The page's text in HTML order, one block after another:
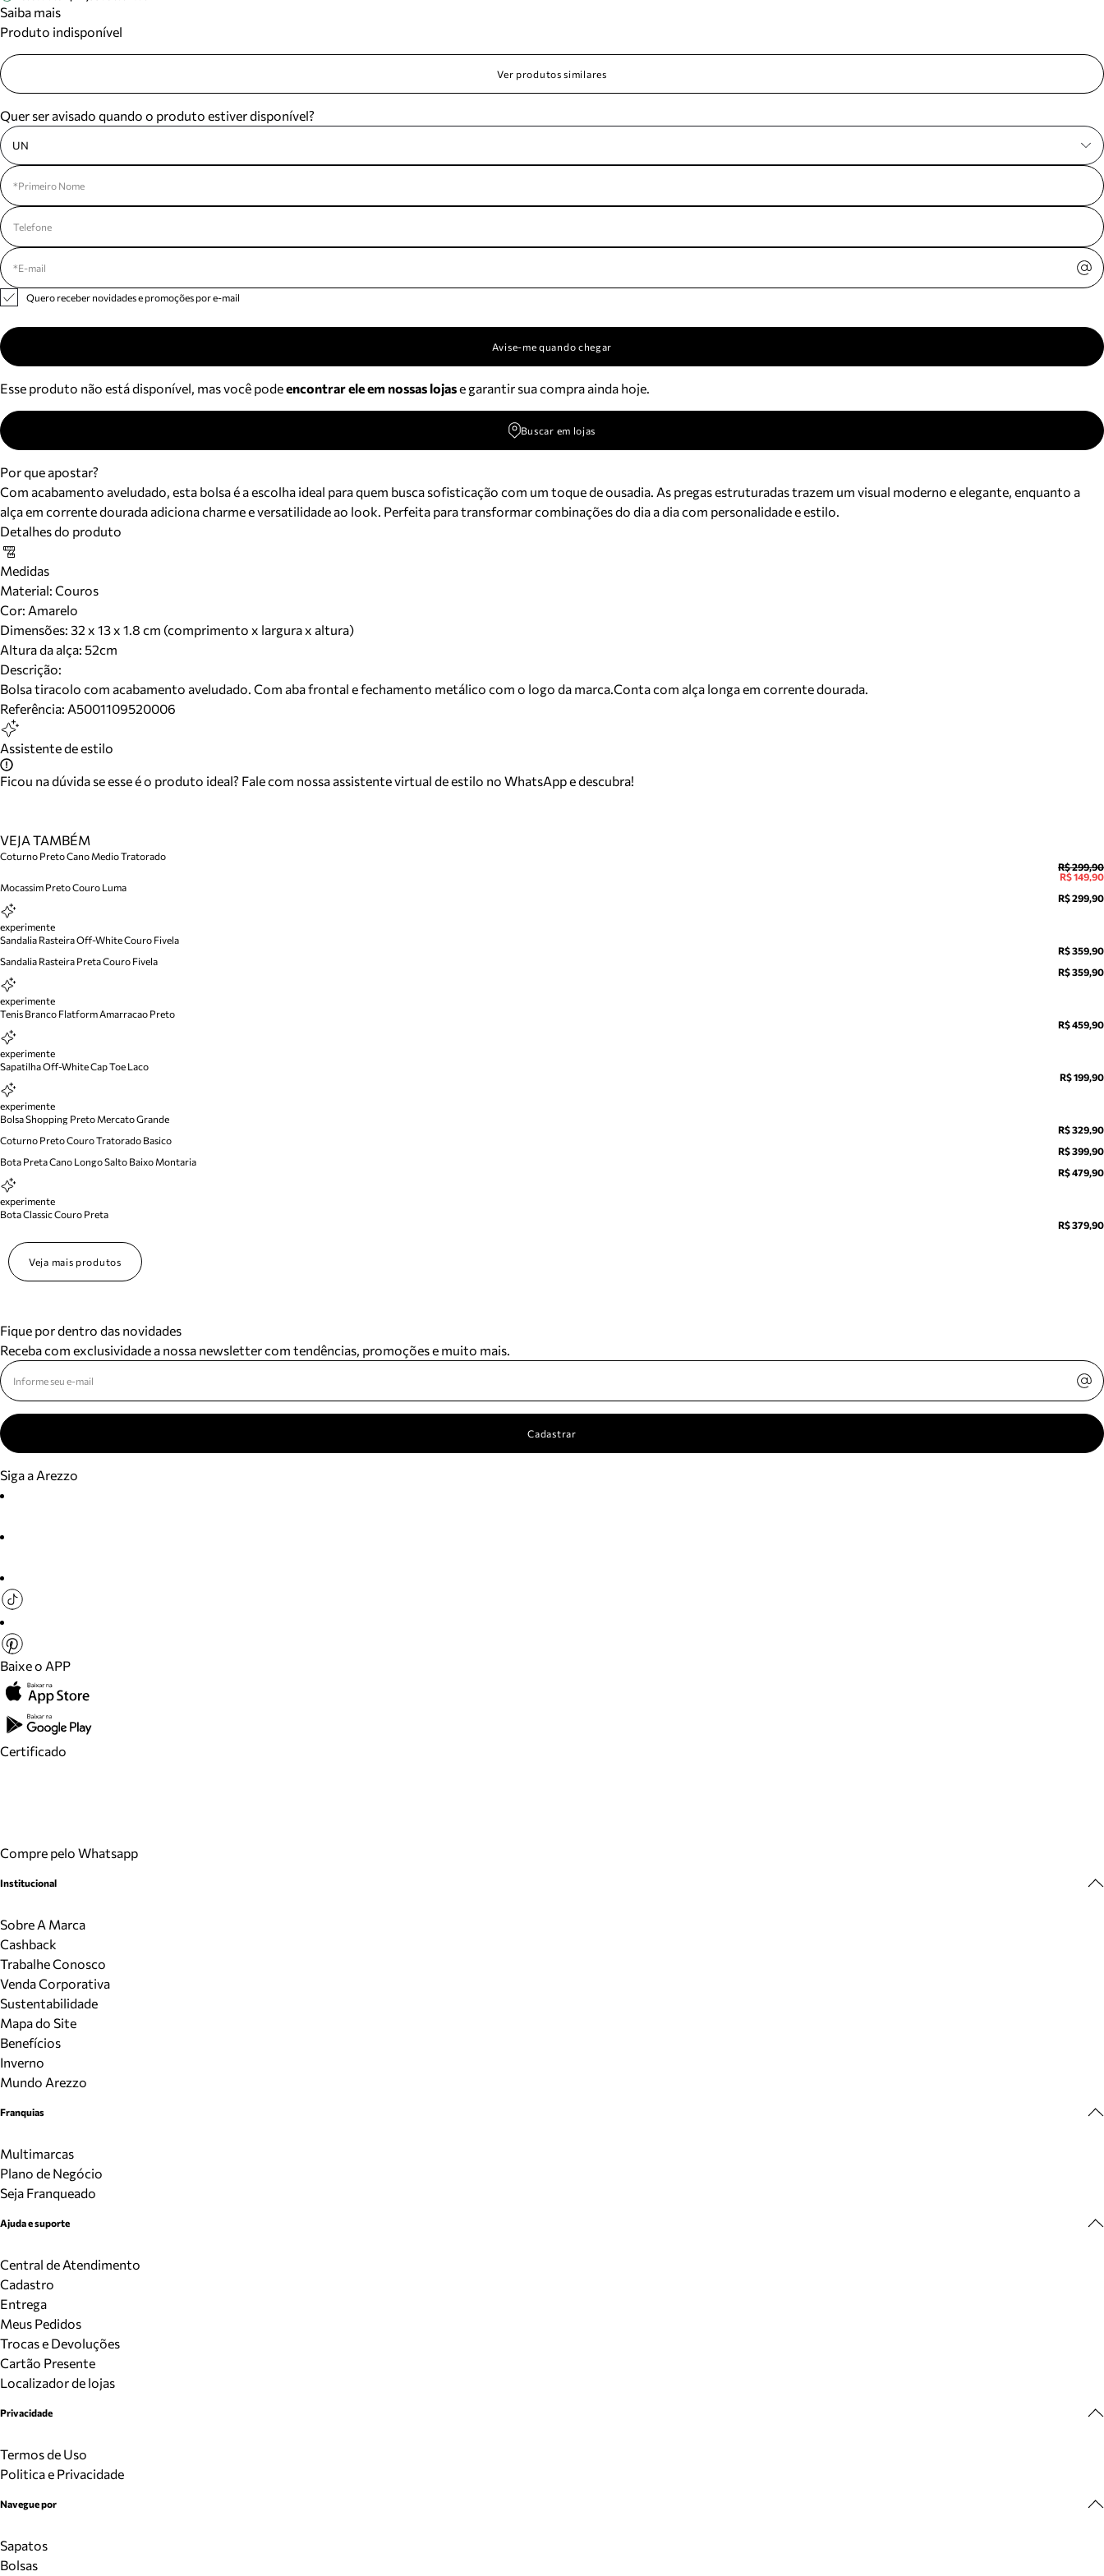
pedidos,
Acompanhe
Saiba mais
Produto indisponível
Ver produtos similares
Quer ser avisado quando o produto estiver disponível?
UN
Quero receber novidades e promoções por e-mail
Avise-me quando chegar
Esse produto não está disponível, mas você podeencontrar ele em nossas lojase garantir sua compra ainda hoje.
Buscar em lojas
Por que apostar?
Com acabamento aveludado, esta bolsa é a escolha ideal para quem busca sofisticação com um toque de ousadia. As pregas estruturadas trazem um visual moderno e elegante, enquanto a
alça em corrente dourada adiciona charme e versatilidade ao look. Perfeita para transformar combinações do dia a dia com personalidade e estilo.
Detalhes do produto
Medidas
Material: Couros
Cor: Amarelo
Dimensões: 32 x 13 x 1.8 cm (comprimento x largura x altura)
Altura da alça: 52cm
Descrição:
Bolsa tiracolo com acabamento aveludado. Com aba frontal e fechamento metálico com o logo da marca.Conta com alça longa em corrente dourada.
Referência: A5001109520006
Assistente de estilo
Ficou na dúvida se esse é o produto ideal? Fale com nossa assistente virtual de estilo no WhatsApp e descubra!
VEJA TAMBÉM
Coturno Preto Cano Medio Tratorado
R$ 299,90
R$ 149,90
Mocassim Preto Couro Luma
R$ 299,90
experimente
Sandalia Rasteira Off-White Couro Fivela
R$ 359,90
Sandalia Rasteira Preta Couro Fivela
R$ 359,90
experimente
Tenis Branco Flatform Amarracao Preto
R$ 459,90
experimente
Sapatilha Off-White Cap Toe Laco
R$ 199,90
experimente
Bolsa Shopping Preto Mercato Grande
R$ 329,90
Coturno Preto Couro Tratorado Basico
R$ 399,90
Bota Preta Cano Longo Salto Baixo Montaria
R$ 479,90
experimente
Bota Classic Couro Preta
R$ 379,90
Veja mais produtos
Fique por dentro das novidades
Receba com exclusividade a nossa newsletter com tendências, promoções e muito mais.
Cadastrar
Siga a Arezzo
Baixe o APP
Certificado
Compre pelo Whatsapp
Institucional
Sobre A Marca
Cashback
Trabalhe Conosco
Venda Corporativa
Sustentabilidade
Mapa do Site
Benefícios
Inverno
Mundo Arezzo
Franquias
Multimarcas
Plano de Negócio
Seja Franqueado
Ajuda e suporte
Central de Atendimento
Cadastro
Entrega
Meus Pedidos
Trocas e Devoluções
Cartão Presente
Localizador de lojas
Privacidade
Termos de Uso
Politica e Privacidade
Navegue por
Sapatos
Bolsas